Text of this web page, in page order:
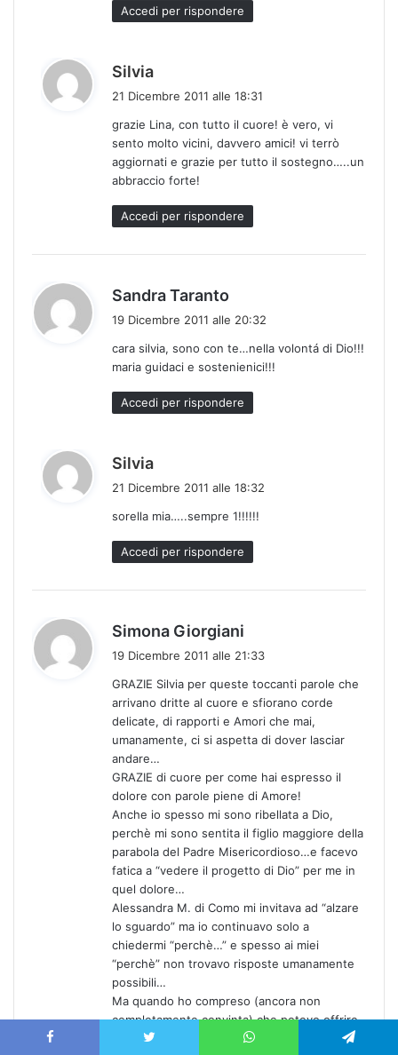
Accedi per rispondere
Silvia
e
t
t
:
21 Dicembre 2011 alle 18:31
grazie Lina, con tutto il cuore! è vero, vi
sento molto vicini, davvero amici! vi terrò
aggiornati e grazie per tutto il sostegno…..un
abbraccio forte!
Accedi per rispondere
Sandra Taranto
e
t
t
o
19 Dicembre 2011 alle 20:32
cara silvia, sono con te…nella volontá di Dio!!!
maria guidaci e sostenienici!!!
Accedi per rispondere
Silvia
e
t
t
21 Dicembre 2011 alle 18:32
sorella mia…..sempre 1!!!!!!
Accedi per rispondere
Simona Giorgiani
e
t
t
19 Dicembre 2011 alle 21:33
GRAZIE Silvia per queste toccanti parole che
arrivano dritte al cuore e sfiorano corde
delicate, di rapporti e Amori che mai,
umanamente, ci si aspetta di dover lasciar
andare…
GRAZIE di cuore per come hai espresso il
dolore con parole piene di Amore!
Anche io spesso mi sono ribellata a Dio,
perchè mi sono sentita il figlio maggiore della
parabola del Padre Misericordioso…e facevo
fatica a “vedere il progetto di Dio” per me in
quel dolore…
Alessandra M. di Como mi invitava ad “alzare
lo sguardo” ma io continuavo solo a
chiedermi “perchè…” e spesso ai miei
“perchè” non trovavo risposte umanamente
possibili…
Ma quando ho compreso (ancora non
completamente convinta) che potevo offrire
il mio dolore per qualcuno o qualcosa, ho